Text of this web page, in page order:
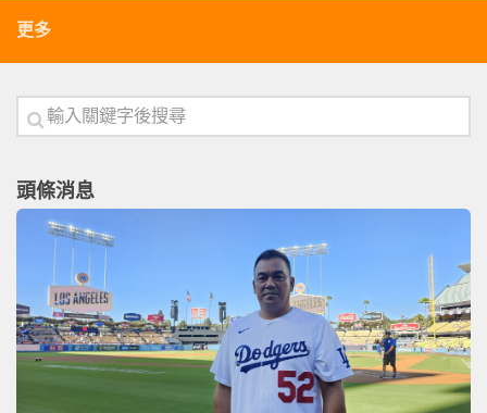
更多
頭條消息